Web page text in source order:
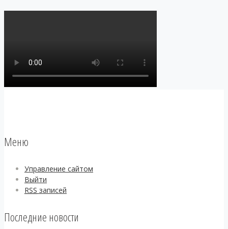
Меню
Управление сайтом
Выйти
RSS записей
Последние новости